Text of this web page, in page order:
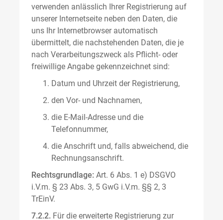
verwenden anlässlich Ihrer Registrierung auf
unserer Internetseite neben den Daten, die
uns Ihr Internetbrowser automatisch
übermittelt, die nachstehenden Daten, die je
nach Verarbeitungszweck als Pflicht- oder
freiwillige Angabe gekennzeichnet sind:
Datum und Uhrzeit der Registrierung,
den Vor- und Nachnamen,
die E-Mail-Adresse und die
Telefonnummer,
die Anschrift und, falls abweichend, die
Rechnungsanschrift.
Rechtsgrundlage: Art. 6 Abs. 1 e) DSGVO
i.V.m. § 23 Abs. 3, 5 GwG i.V.m. §§ 2, 3
TrEinV.
7.2.2. Für die erweiterte Registrierung zur